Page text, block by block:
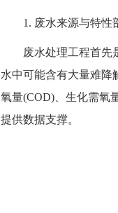
1. 废水来源与特性
废水处理工程首先是
水中可能含有大量难降
氧量(COD)、生化需氧
提供数据支撑。